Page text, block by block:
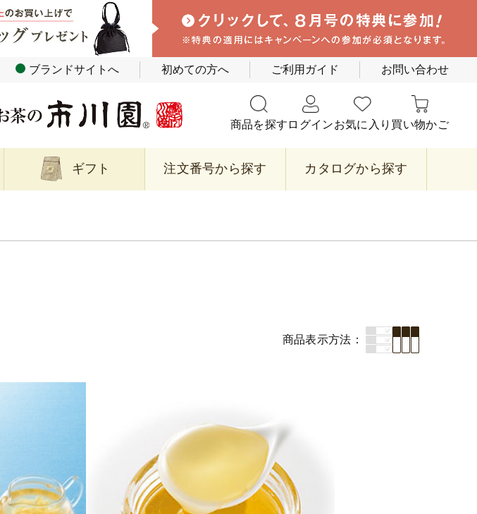
ブランドサイトへ 初めての方へ ご利用ガイド お問い合わせ
商品を探す ログインお気に入り 買い物かご
ギフト 注文番号から探す カタログから探す
商品表示方法